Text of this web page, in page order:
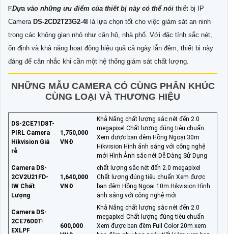
🀄Dựa vào những ưu điểm của thiết bị này có thể nói thiết bị IP
Camera DS-2CD2T23G2-4I
là lựa chọn tốt cho việc giám sát an ninh
trong các không gian nhỏ như căn hộ, nhà phố. Với đặc tính sắc nét,
ổn định và khả năng hoạt động hiệu quả cả ngày lẫn đêm, thiết bị này
đáng để cân nhắc khi cần một hệ thống giám sát chất lượng.
NHỮNG MẪU CAMERA CÓ CÙNG PHÂN KHÚC
CÙNG LOẠI VÀ THƯƠNG HIỆU
DS-2CE71D8T-
PIRL Camera
Hikvision Giá
rẻ
1,750,000
VNĐ
Khả Năng chất lượng sắc nét đến 2.0
megapixel Chất lượng đúng tiêu chuẩn
Xem được ban đêm Hồng Ngoại 30m
Hikvision Hình ảnh sáng với công nghệ
mới Hình Ảnh sắc nét Dễ Dàng Sử Dụng
Camera DS-
2CV2U21FD-
IW Chất
Lượng
1,640,000
VNĐ
chất lượng sắc nét đến 2.0 megapixel
Chất lượng đúng tiêu chuẩn Xem được
ban đêm Hồng Ngoại 10m Hikvision Hình
ảnh sáng với công nghệ mới
Camera DS-
2CE76D0T-
EXLPF
600,000
Khả Năng chất lượng sắc nét đến 2.0
megapixel Chất lượng đúng tiêu chuẩn
Xem được ban đêm Full Color 20m xem